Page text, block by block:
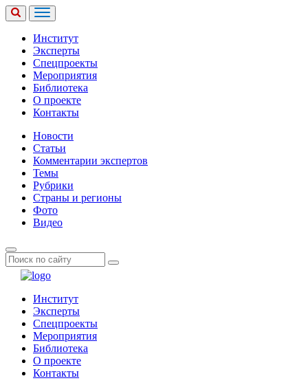
Институт
Эксперты
Спецпроекты
Мероприятия
Библиотека
О проекте
Контакты
Новости
Статьи
Комментарии экспертов
Темы
Рубрики
Страны и регионы
Фото
Видео
Институт
Эксперты
Спецпроекты
Мероприятия
Библиотека
О проекте
Контакты